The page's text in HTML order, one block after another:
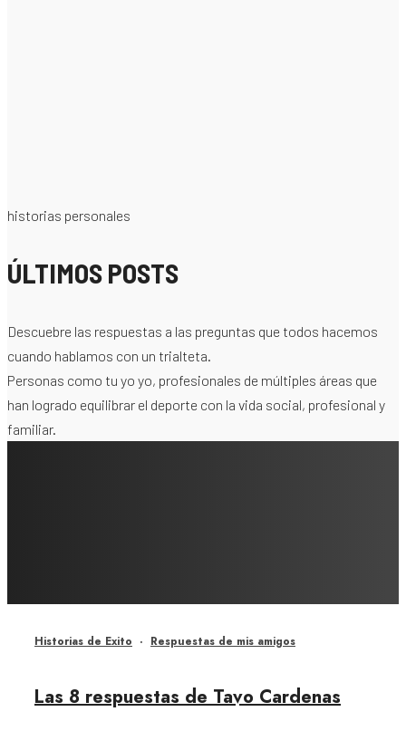
historias personales
ÚLTIMOS POSTS
Descuebre las respuestas a las preguntas que todos hacemos
cuando hablamos con un trialteta.
Personas como tu yo yo, profesionales de múltiples áreas que
han logrado equilibrar el deporte con la vida social, profesional y
familiar.
Historias de Exito · Respuestas de mis amigos
Las 8 respuestas de Tavo Cardenas